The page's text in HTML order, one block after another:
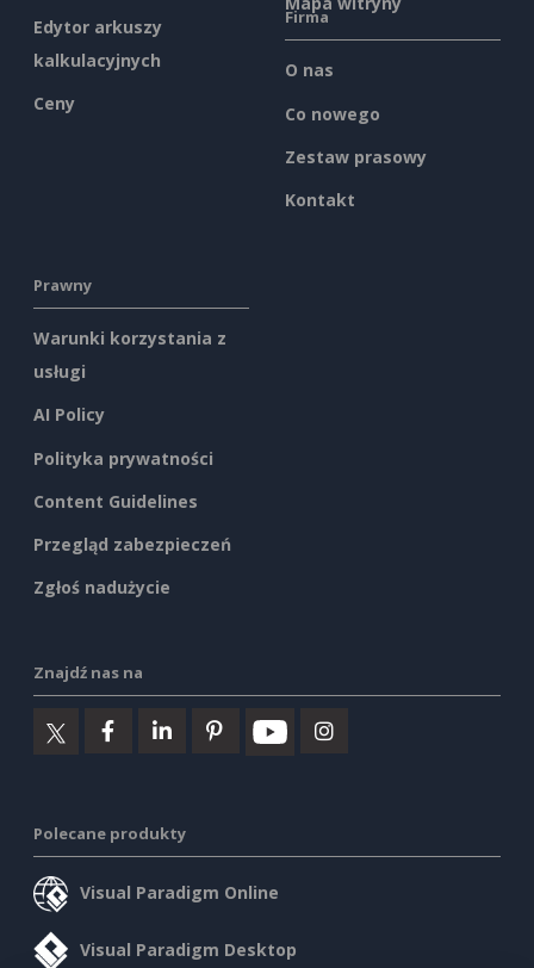
Edytor arkuszy
kalkulacyjnych
Ceny
Firma
O nas
Co nowego
Zestaw prasowy
Kontakt
Prawny
Warunki korzystania z
usługi
AI Policy
Polityka prywatności
Content Guidelines
Przegląd zabezpieczeń
Zgłoś nadużycie
Znajdź nas na
Polecane produkty
Visual Paradigm Online
Visual Paradigm Desktop